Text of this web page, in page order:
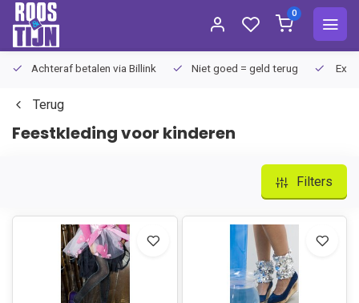
0
Achteraf betalen via Billink Niet goed = geld terug
Terug
Feestkleding voor kinderen
Filters